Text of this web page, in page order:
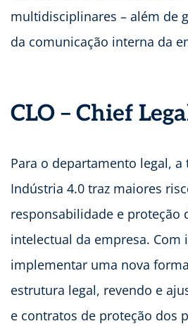
multidisciplinares – além de
da comunicação interna da
CLO – Chief
Para o departamento legal, a
Indústria 4.0 traz maiores
responsabilidade e proteção
intelectual da empresa. Com
implementar uma nova
estrutura legal, revendo e
e contratos de proteção dos